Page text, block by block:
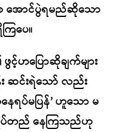
ောင်ပွဲရမည်ဆိုသော
ြပေ။
င့်ဟပြောဆိုချက်များ
ဆင်းရဲသော် လည်း
ေရပ်မပြန်’ ဟူသော မ
ပ်တည် နေကြသည်ဟု